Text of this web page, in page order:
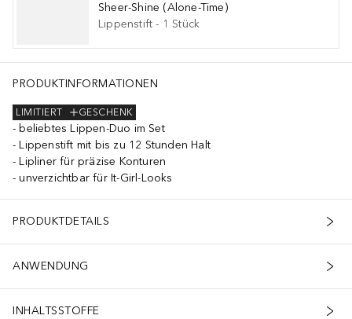
Sheer-Shine (Alone-Time)
Lippenstift - 1 Stück
PRODUKTINFORMATIONEN
GESCHENK
LIMITIERT
beliebtes Lippen-Duo im Set
Lippenstift mit bis zu 12 Stunden Halt
Lipliner für präzise Konturen
unverzichtbar für It-Girl-Looks
PRODUKTDETAILS
ANWENDUNG
INHALTSSTOFFE